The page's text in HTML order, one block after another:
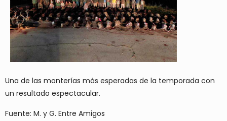
Una de las monterías más esperadas de la temporada con
un resultado espectacular.
Fuente: M. y G. Entre Amigos